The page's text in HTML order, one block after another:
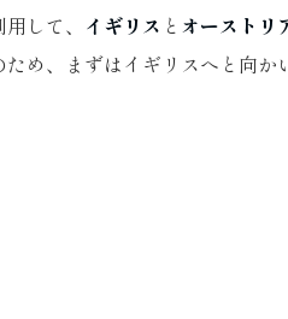
して、 イギリス と オーストリ
め、まずはイギリスへと向か